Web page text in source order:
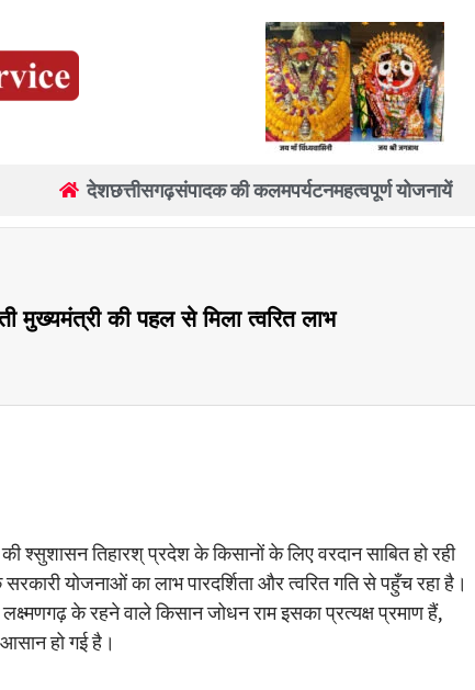
देशछत्तीसगढ़संपादक की कलमपर्यटनमहत्वपूर्ण योजनायें
मुख्यमंत्री की पहल से मिला त्वरित लाभ
श्सुशासन तिहारश् प्रदेश के किसानों के लिए वरदान साबित हो रही
योजनाओं का लाभ पारदर्शिता और त्वरित गति से पहुँच रहा है।
के रहने वाले किसान जोधन राम इसका प्रत्यक्ष प्रमाण हैं,
हो गई है।